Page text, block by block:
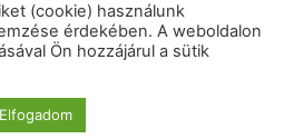
(cookie) használunk
érdekében. A weboldalon
Ön hozzájárul a sütik
Elfogadom